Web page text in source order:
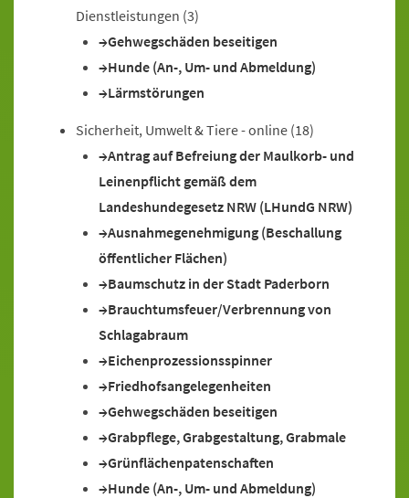
Dienstleistungen (3)
Gehwegschäden beseitigen
Hunde (An-, Um- und Abmeldung)
Lärmstörungen
Sicherheit, Umwelt & Tiere - online (18)
Antrag auf Befreiung der Maulkorb- und
Leinenpflicht gemäß dem
Landeshundegesetz NRW (LHundG NRW)
Ausnahmegenehmigung (Beschallung
öffentlicher Flächen)
Baumschutz in der Stadt Paderborn
Brauchtumsfeuer/Verbrennung von
Schlagabraum
Eichenprozessionsspinner
Friedhofsangelegenheiten
Gehwegschäden beseitigen
Grabpflege, Grabgestaltung, Grabmale
Grünflächenpatenschaften
Hunde (An-, Um- und Abmeldung)